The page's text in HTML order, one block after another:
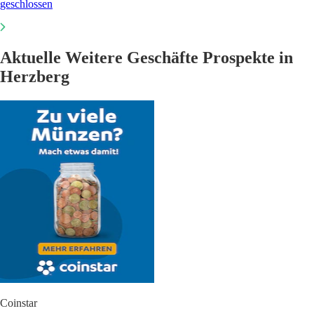
geschlossen
Aktuelle Weitere Geschäfte Prospekte in
Herzberg
Coinstar